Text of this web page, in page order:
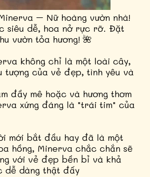
– Nữ hoàng vườn nhà!
siêu dễ, hoa nở rực rỡ. Đặt
vườn tỏa hương! 🌺
không chỉ là một loài cây,
tượng của vẻ đẹp, tình yêu và
đầy mê hoặc và hương thơm
xứng đáng là "trái tim" của
mới bắt đầu hay đã là một
hồng, Minerva chắc chắn sẽ
với vẻ đẹp bền bỉ và khả
dễ dàng thật đấy